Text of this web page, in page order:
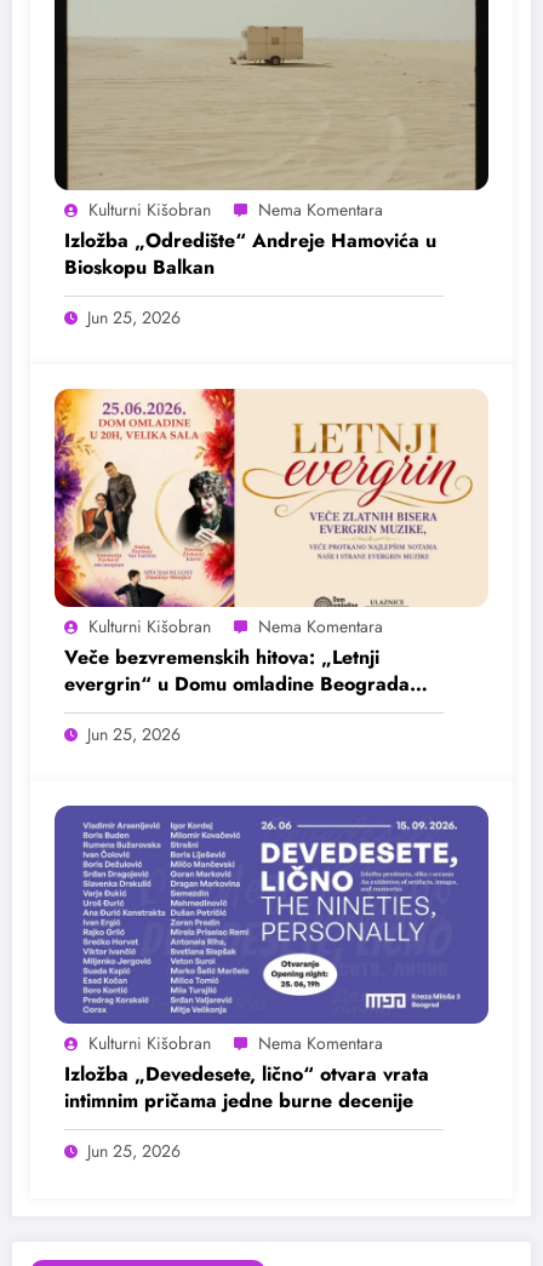
Kulturni Kišobran
Izložba „Odredište“ Andreje Hamovića u
Bioskopu Balkan
Jun 25, 2026
Kulturni Kišobran
Veče bezvremenskih hitova: „Letnji
evergrin“ u Domu omladine Beograda
25. juna
Jun 25, 2026
Kulturni Kišobran
Izložba „Devedesete, lično“ otvara vrata
intimnim pričama jedne burne decenije
Jun 25, 2026